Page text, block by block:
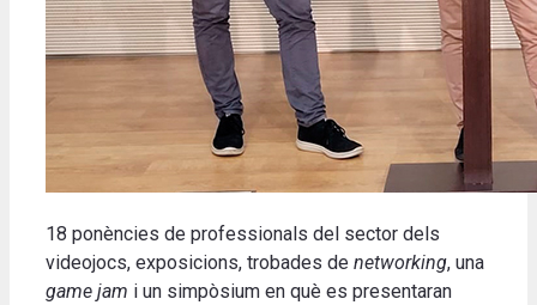
18 ponències de professionals del sector dels
videojocs, exposicions, trobades de networking, una
game jam i un simpòsium en què es presentaran